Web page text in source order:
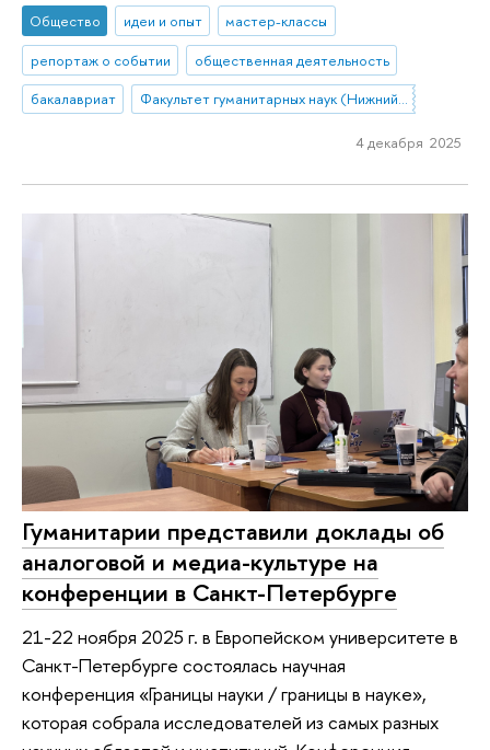
Общество идеи и опыт
мастер-классы
репортаж о событии
общественная деятельность
бакалавриат
Факультет гуманитарных наук (Нижний Новгород)
4 декабря 2025
Гуманитарии представили доклады об
аналоговой и медиа-культуре на
конференции в Санкт-Петербурге
21-22 ноября 2025 г. в Европейском университете в
Санкт-Петербурге состоялась научная
конференция «Границы науки / границы в науке»,
которая собрала исследователей из самых разных